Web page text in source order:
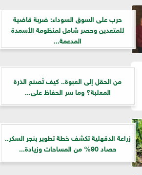
حرب على السوق السوداء: ضربة قاضية
للمتعدين وحصر شامل لمنظومة الأسمدة
المدعمة...
من الحقل إلى العبوة.. كيف تُصنع الذرة
المعلبة؟ وما سر الحفاظ على...
زراعة الدقهلية تكشف خطة تطوير بنجر السكر..
حصاد 90% من المساحات وزيادة...